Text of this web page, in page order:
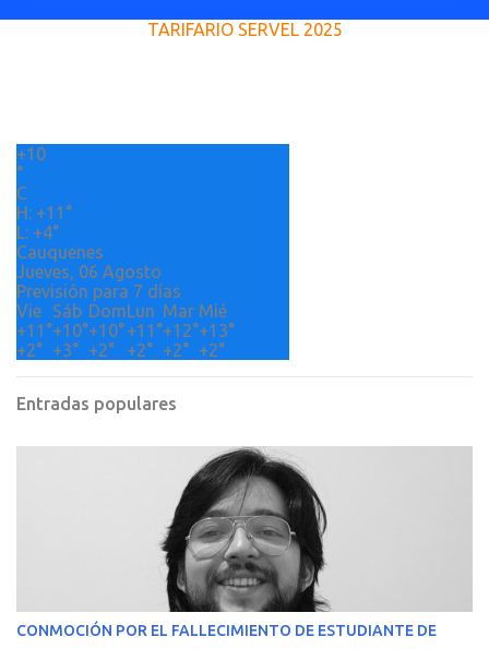
i
s
TARIFARIO SERVEL 2025
+10
°
C
H: +11°
L: +4°
Cauquenes
Jueves, 06 Agosto
Previsión para 7 días
Vie
Sáb DomLun Mar Mié
+11°+10°+10°+11°+12°+13°
+2° +3° +2° +2° +2° +2°
Entradas populares
CONMOCIÓN POR EL FALLECIMIENTO DE ESTUDIANTE DE